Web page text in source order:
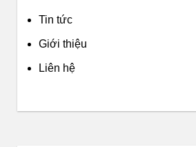
Tin tức
Giới thiệu
Liên hệ